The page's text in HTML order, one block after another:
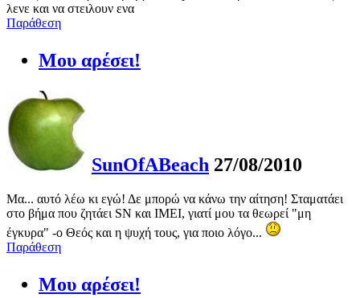
λενε και να στειλουν ενα
Παράθεση
Μου αρέσει!
SunOfABeach 27/08/2010
Μα... αυτό λέω κι εγώ! Δε μπορώ να κάνω την αίτηση! Σταματάει
στο βήμα που ζητάει SN και IMEI, γιατί μου τα θεωρεί "μη
έγκυρα" -ο Θεός και η ψυχή τους, για ποιο λόγο...
Παράθεση
Μου αρέσει!